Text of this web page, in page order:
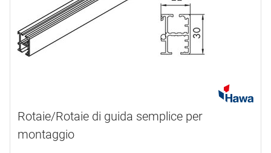
Rotaie/Rotaie di guida semplice per
montaggio